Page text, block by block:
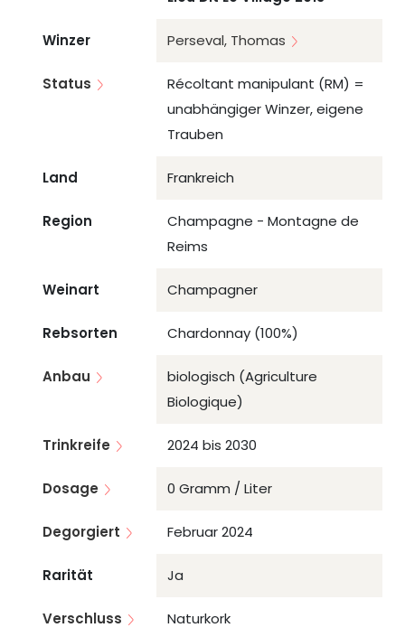
Winzer Perseval, Thomas
Status
Récoltant manipulant (RM) =
unabhängiger Winzer, eigene
Trauben
Land Frankreich
Region
Champagne - Montagne de
Reims
Weinart Champagner
Rebsorten Chardonnay (100%)
Anbau
biologisch (Agriculture
Biologique)
Trinkreife 2024 bis 2030
Dosage 0 Gramm / Liter
Degorgiert Februar 2024
Rarität Ja
Verschluss Naturkork